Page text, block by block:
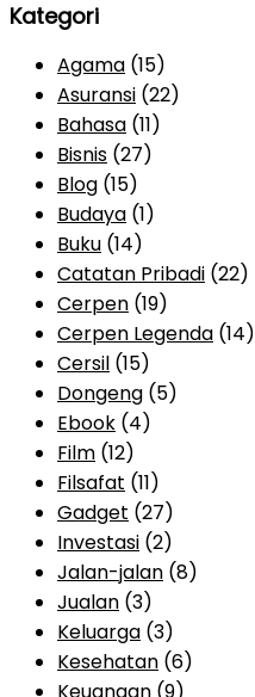
Kategori
Agama (15)
Asuransi (22)
Bahasa (11)
Bisnis (27)
Blog (15)
Budaya (1)
Buku (14)
Catatan Pribadi (22)
Cerpen (19)
Cerpen Legenda (14)
Cersil (15)
Dongeng (5)
Ebook (4)
Film (12)
Filsafat (11)
Gadget (27)
Investasi (2)
Jalan-jalan (8)
Jualan (3)
Keluarga (3)
Kesehatan (6)